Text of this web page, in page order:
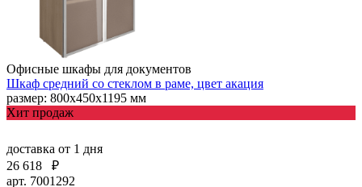
Офисные шкафы для документов
Шкаф средний со стеклом в раме, цвет акация
размер: 800х450х1195 мм
Хит продаж
доставка от 1 дня
26 618
₽
арт. 7001292